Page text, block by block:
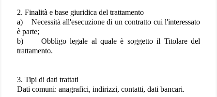
2. Finalità e base giuridica del trattamento
a) Necessità all'esecuzione di un contratto cui l'interessato
è parte;
b) Obbligo legale al quale è soggetto il Titolare del
trattamento.
3. Tipi di dati trattati
Dati comuni: anagrafici, indirizzi, contatti, dati bancari.